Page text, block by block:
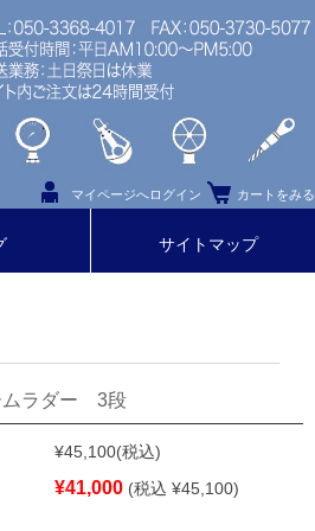
マイページへログイン カートをみる
サイトマップ
ムラダー 3段
¥45,100(税込)
¥41,000 (税込 ¥45,100)